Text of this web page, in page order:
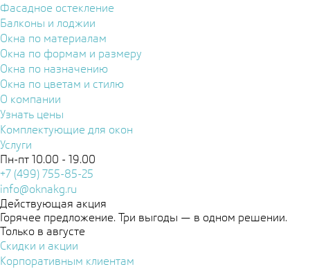
Фасадное остекление
Балконы и лоджии
Окна по материалам
Окна по формам и размеру
Окна по назначению
Окна по цветам и стилю
О компании
Узнать цены
Комплектующие для окон
Услуги
Пн-пт 10.00 - 19.00
+7 (499) 755-85-25
info@oknakg.ru
Действующая акция
Горячее предложение. Три выгоды — в одном решении.
Только в августе
Скидки и акции
Корпоративным клиентам